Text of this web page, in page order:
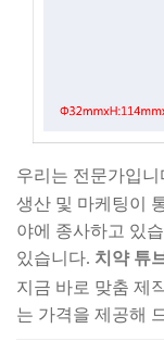
우리는 전문가입니
생산 및 마케팅이
야에 종사하고 있
있습니다. 치약 튜
지금 바로 맞춤 제
는 가격을 제공해